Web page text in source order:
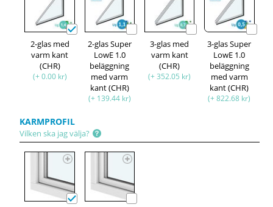
2-glas med
varm kant
(CHR)
(+ 0.00 kr)
2-glas Super
LowE 1.0
beläggning
med varm
kant (CHR)
(+ 139.44 kr)
3-glas med
varm kant
(CHR)
(+ 352.05 kr)
3-glas Super
LowE 1.0
beläggning
med varm
kant (CHR)
(+ 822.68 kr)
KARMPROFIL
Vilken ska jag välja?